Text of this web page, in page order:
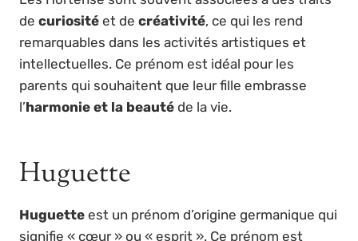
de curiosité et de créativité, ce qui les rend
remarquables dans les activités artistiques et
intellectuelles. Ce prénom est idéal pour les
parents qui souhaitent que leur fille embrasse
l’harmonie et la beauté de la vie.
Huguette
Huguette est un prénom d’origine germanique qui
signifie « cœur » ou « esprit ». Ce prénom est